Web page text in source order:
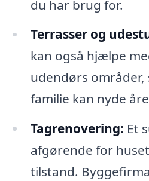
du har brug for.
Terrasser og
kan også hjælpe
udendørs områder,
familie kan nyde
Tagrenovering: Et
afgørende for
tilstand.